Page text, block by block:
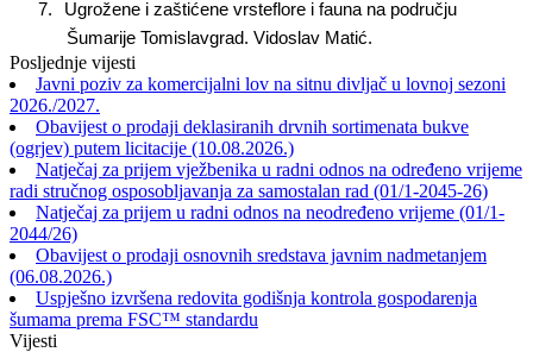
7.
Ugrožene i zaštićene vrsteflore i fauna na području
Šumarije Tomislavgrad. Vidoslav Matić.
Posljednje vijesti
Javni poziv za komercijalni lov na sitnu divljač u lovnoj sezoni
2026./2027.
Obavijest o prodaji deklasiranih drvnih sortimenata bukve
(ogrjev) putem licitacije (10.08.2026.)
Natječaj za prijem vježbenika u radni odnos na određeno vrijeme
radi stručnog osposobljavanja za samostalan rad (01/1-2045-26)
Natječaj za prijem u radni odnos na neodređeno vrijeme (01/1-
2044/26)
Obavijest o prodaji osnovnih sredstava javnim nadmetanjem
(06.08.2026.)
Uspješno izvršena redovita godišnja kontrola gospodarenja
šumama prema FSC™ standardu
Vijesti